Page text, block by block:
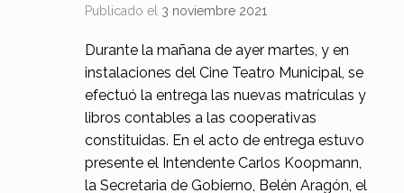
Publicado el 3 noviembre 2021
Durante la mañana de ayer martes, y en
instalaciones del Cine Teatro Municipal, se
efectuó la entrega las nuevas matrículas y
libros contables a las cooperativas
constituidas. En el acto de entrega estuvo
presente el Intendente Carlos Koopmann,
la Secretaria de Gobierno, Belén Aragón, el